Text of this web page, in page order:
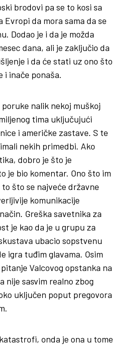
brodovi pa se to kosi sa
Evropi da mora sama da se
Dodao je i da je možda
dana, ali je zaključio da
i da će stati uz ono što
i inače ponaša.
nalik nekoj muškoj
tima uključujući
i američke zastave. S te
nekih primedbi. Ako
dobro je što je
je bio komentar. Ono što im
što se najveće državne
komunikacije
Greška savetnika za
je kao da je u grupu za
ubacio sopstvenu
igra tuđim glavama. Osim
Valcovog opstanka na
nije sasvim realno zbog
uključen poput pregovora
onda je ona u tome